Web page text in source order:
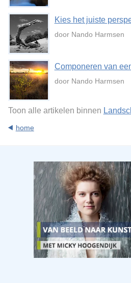
Kies het juiste
door Nando Harmsen
Componeren van
door Nando Harmsen
Toon alle artikelen binnen
home